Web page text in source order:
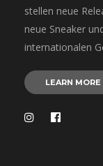
stellen neue
neue Sneaker
internationalen
LEARN MORE